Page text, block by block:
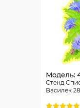
Модель:
Стенд
Василек